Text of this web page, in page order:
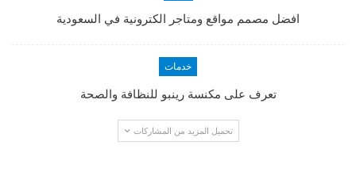
افضل مصمم مواقع ومتاجر الكترونية في السعودية
خدمات
تعرف على مكنسة رينبو للنظافة والصحة
تحميل المزيد من المشاركات